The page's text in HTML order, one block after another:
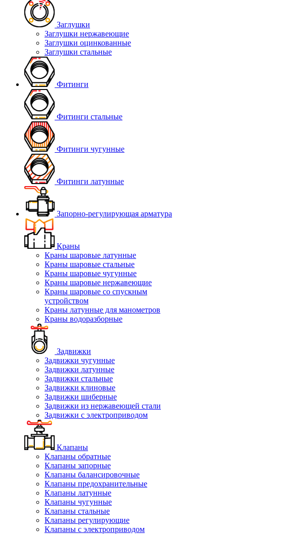
Заглушки
Заглушки нержавеющие
Заглушки оцинкованные
Заглушки стальные
Фитинги
Фитинги стальные
Фитинги чугунные
Фитинги латунные
Запорно-регулирующая арматура
Краны
Краны шаровые латунные
Краны шаровые стальные
Краны шаровые чугунные
Краны шаровые нержавеющие
Краны шаровые со спускным
устройством
Краны латунные для манометров
Краны водоразборные
Задвижки
Задвижки чугунные
Задвижки латунные
Задвижки стальные
Задвижки клиновые
Задвижки шиберные
Задвижки из нержавеющей стали
Задвижки с электроприводом
Клапаны
Клапаны обратные
Клапаны запорные
Клапаны балансировочные
Клапаны предохранительные
Клапаны латунные
Клапаны чугунные
Клапаны стальные
Клапаны регулирующие
Клапаны с электроприводом